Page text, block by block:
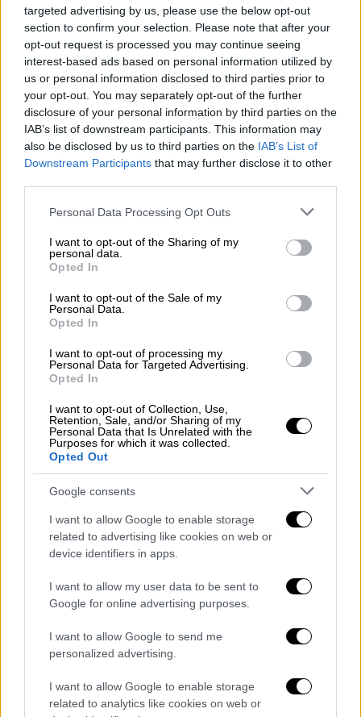
targeted advertising by us, please use the below opt-out
section to confirm your selection. Please note that after your
opt-out request is processed you may continue seeing
interest-based ads based on personal information utilized by
us or personal information disclosed to third parties prior to
your opt-out. You may separately opt-out of the further
disclosure of your personal information by third parties on the
IAB’s list of downstream participants. This information may
also be disclosed by us to third parties on the IAB’s List of
Downstream Participants that may further disclose it to other
Please note that this website/app uses one or more Google
not limited to your visit or usage behaviour. You may click to
grant or deny consent to Google and its third-party tags to
use your data for below specified purposes in below Google
consent section.
Personal Data Processing Opt Outs
I want to opt-out of the Sharing of my
personal data.
Opted In
I want to opt-out of the Sale of my
Personal Data.
Opted In
I want to opt-out of processing my
Personal Data for Targeted Advertising.
Opted In
I want to opt-out of Collection, Use,
Retention, Sale, and/or Sharing of my
Personal Data that Is Unrelated with the
Purposes for which it was collected.
Opted Out
Google consents
I want to allow Google to enable storage
related to advertising like cookies on web or
device identifiers in apps.
I want to allow my user data to be sent to
Google for online advertising purposes.
I want to allow Google to send me
personalized advertising.
I want to allow Google to enable storage
related to analytics like cookies on web or
του Πανεπιστημιακού Νοσοκομείου
Ηρακλείου, μέχρι το πρωί της Τετάρτης 14
Ιουλίου, οπότε οι θεράποντες γιατροί
έκριναν αναγκαία την εισαγωγή του στηΜΕΘ
καθώς εμφάνισε σηπτικό σοκ.
Σύμφωνα με τον διοικητή του ΠΑΓΝΗ,
Γιώργο Χαλκιαδάκη, ο 16χρονος παρουσίασε
λοίμωξη του αναπνευστικού (πνευμονία), με
υψηλό πυρετό, η οποία επέφερε το σηπτικό
σοκ και οδήγησε τους γιατρούς στην
όπου παραμένει με μηχανικό αερισμό. Ήδη,
σύμφωνα με το διοικητή του Νοσοκομείου,
Γιώργο Χαλκιαδάκη, η υγεία του παρουσιάζει
βελτίωση.
Νωρίς να γίνει εκτίμηση για την
κινητικότητα στα κάτω άκρα
Ερωτηθείς σχετικά με την μετεγχειρητική
πορεία και την εξέλιξη της υγείας του
αναφορικά με την κινητικότητα στα κάτω
άκρα του, ο διοικητής του ΠΑΓΝΗ ανέφερε
ότι είναι πολύ νωρίς ακόμα για να γίνει
εκτίμηση.
«Βούτηξε από τα βράχια στην άμμο, δεν
στην άμμο έφυγε το νερό προς τα πίσω
οπότε έμεινε μικρό βάθος μικρός όγκος
νερό. Ευτυχώς βρεθήκανε κάποιοι
λουόμενοι τον βγάλανε ήρθαν οι
βοήθειες τον ακινητοποίησαν ήρθε τοΕΚΑΒ